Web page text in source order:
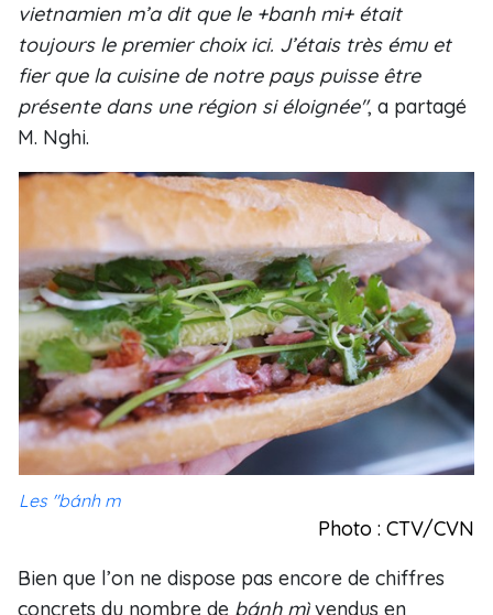
vietnamien m’a dit que le +banh mi+ était
toujours le premier choix ici. J’étais très ému et
fier que la cuisine de notre pays puisse être
présente dans une région si éloignée", a partagé
M. Nghi.
Les "bánh m
Photo : CTV/CVN
Bien que l’on ne dispose pas encore de chiffres
concrets du nombre de bánh mìvendus en